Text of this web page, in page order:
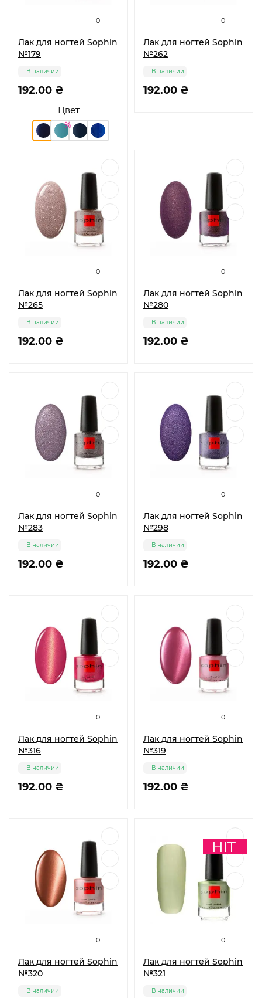
0
Лак для ногтей Sophin
№179
Цвет
192.00 ₴
В наличии
0
Лак для ногтей Sophin
№262
192.00 ₴
В наличии
0
Лак для ногтей Sophin
№265
192.00 ₴
В наличии
0
Лак для ногтей Sophin
№280
192.00 ₴
В наличии
0
Лак для ногтей Sophin
№283
192.00 ₴
В наличии
0
Лак для ногтей Sophin
№298
192.00 ₴
В наличии
0
Лак для ногтей Sophin
№316
192.00 ₴
В наличии
0
Лак для ногтей Sophin
№319
192.00 ₴
В наличии
0
Лак для ногтей Sophin
№320
В наличии
0
Лак для ногтей Sophin
№321
В наличии